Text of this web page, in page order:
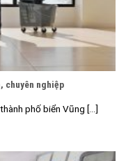
chuyên nghiệp
phố biển Vũng [...]